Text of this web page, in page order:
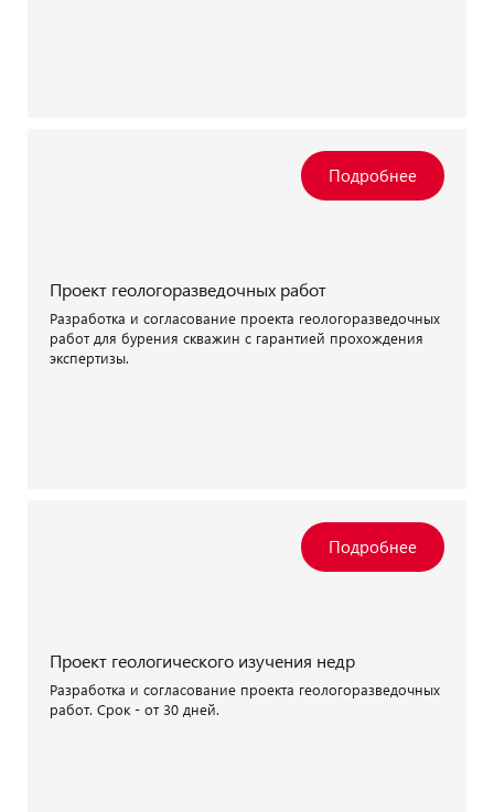
Проект геологоразведочных работ
Разработка и согласование проекта геологоразведочных
работ для бурения скважин с гарантией прохождения
экспертизы.
Проект геологического изучения недр
Разработка и согласование проекта геологоразведочных
работ. Срок - от 30 дней.